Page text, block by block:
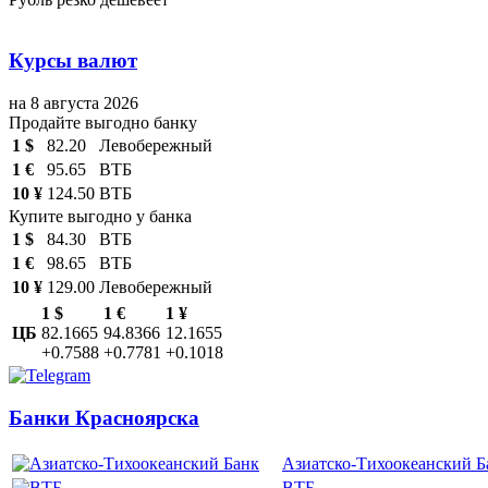
Курсы валют
на 8 августа 2026
Продайте выгодно банку
1 $
82.20
Левобережный
1 €
95.65
ВТБ
10 ¥ 124.50 ВТБ
Купите выгодно у банка
1 $
84.30
ВТБ
1 €
98.65
ВТБ
10 ¥ 129.00 Левобережный
ЦБ
1 $
82.1665
+0.7588
1 €
94.8366
+0.7781
1 ¥
12.1655
+0.1018
Банки Красноярска
Азиатско-Тихоокеанский